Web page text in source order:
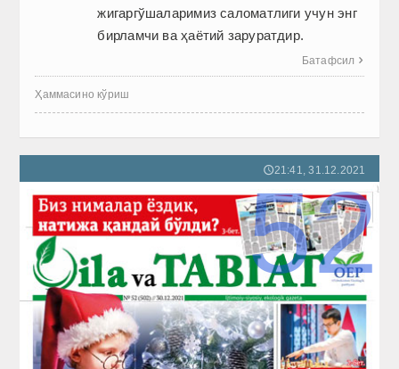
жигаргўшаларимиз саломатлиги учун энг
бирламчи ва ҳаётий заруратдир.
Батафсил 
Ҳаммасино кўриш
🕔21:41, 31.12.2021
52